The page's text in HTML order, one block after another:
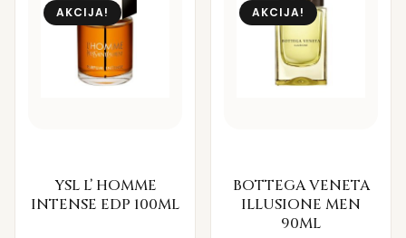
AKCIJA!
YSL L’ HOMME
INTENSE EDP 100ML
AKCIJA!
BOTTEGA VENETA
ILLUSIONE MEN
90ML